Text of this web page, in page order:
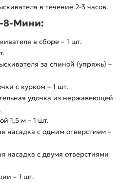
в течение 2-3 часов.
8-Мини:
в сборе – 1 шт.
за спиной (упряжь) –
с курком – 1 шт.
удочка из нержавеющей
1,5 м – 1 шт.
насадка с одним отверстием –
насадка с двумя отверстиями
– 1 шт.